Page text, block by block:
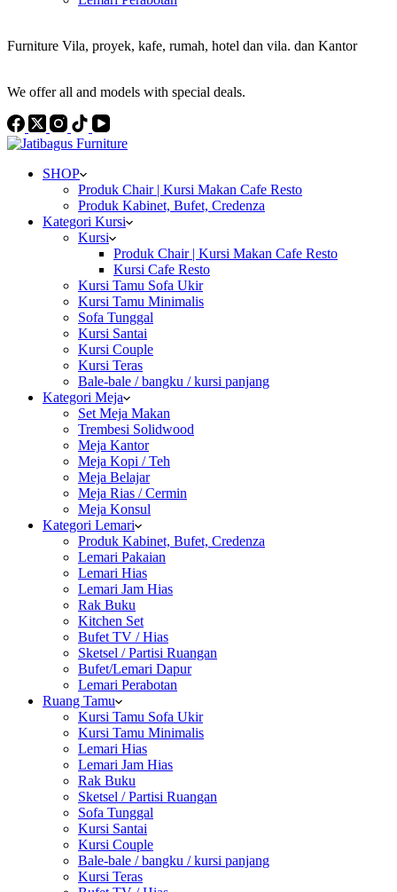
Furniture Vila, proyek, kafe, rumah, hotel dan vila. dan Kantor
We offer all and models with special deals.
SHOP
Produk Chair | Kursi Makan Cafe Resto
Produk Kabinet, Bufet, Credenza
Kategori Kursi
Kursi
Produk Chair | Kursi Makan Cafe Resto
Kursi Cafe Resto
Kursi Tamu Sofa Ukir
Kursi Tamu Minimalis
Sofa Tunggal
Kursi Santai
Kursi Couple
Kursi Teras
Bale-bale / bangku / kursi panjang
Kategori Meja
Set Meja Makan
Trembesi Solidwood
Meja Kantor
Meja Kopi / Teh
Meja Belajar
Meja Rias / Cermin
Meja Konsul
Kategori Lemari
Produk Kabinet, Bufet, Credenza
Lemari Pakaian
Lemari Hias
Lemari Jam Hias
Rak Buku
Kitchen Set
Bufet TV / Hias
Sketsel / Partisi Ruangan
Bufet/Lemari Dapur
Lemari Perabotan
Ruang Tamu
Kursi Tamu Sofa Ukir
Kursi Tamu Minimalis
Lemari Hias
Lemari Jam Hias
Rak Buku
Sketsel / Partisi Ruangan
Sofa Tunggal
Kursi Santai
Kursi Couple
Bale-bale / bangku / kursi panjang
Kursi Teras